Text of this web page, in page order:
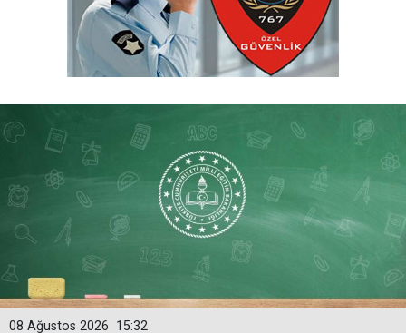
15:32
08 Ağustos 2026